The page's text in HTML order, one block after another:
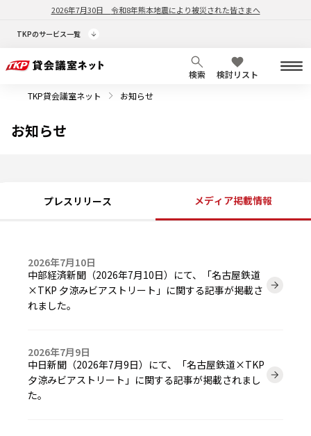
2026年7月30日 令和8年熊本地震により被災された皆さまへ
TKPのサービス一覧
検索
検討リスト
TKP貸会議室ネット
お知らせ
お知らせ
プレスリリース メディア掲載情報
2026年7月10日
中部経済新聞（2026年7月10日）にて、「名古屋鉄道
×TKP 夕涼みビアストリート」に関する記事が掲載さ
れました。
2026年7月9日
中日新聞（2026年7月9日）にて、「名古屋鉄道×TKP
夕涼みビアストリート」に関する記事が掲載されまし
た。